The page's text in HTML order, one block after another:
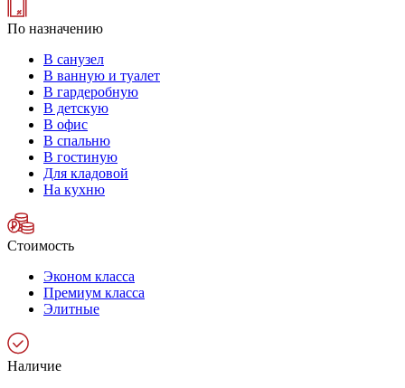
По назначению
В санузел
В ванную и туалет
В гардеробную
В детскую
В офис
В спальню
В гостиную
Для кладовой
На кухню
Стоимость
Эконом класса
Премиум класса
Элитные
Наличие